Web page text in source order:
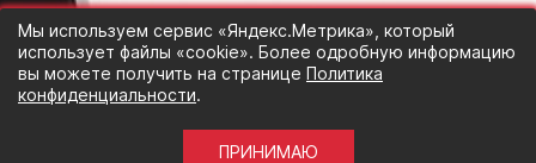
Мы используем сервис «Яндекс.Метрика», который
использует файлы «cookie». Более одробную информацию
вы можете получить на странице Политика
конфиденциальности.
ПРИНИМАЮ